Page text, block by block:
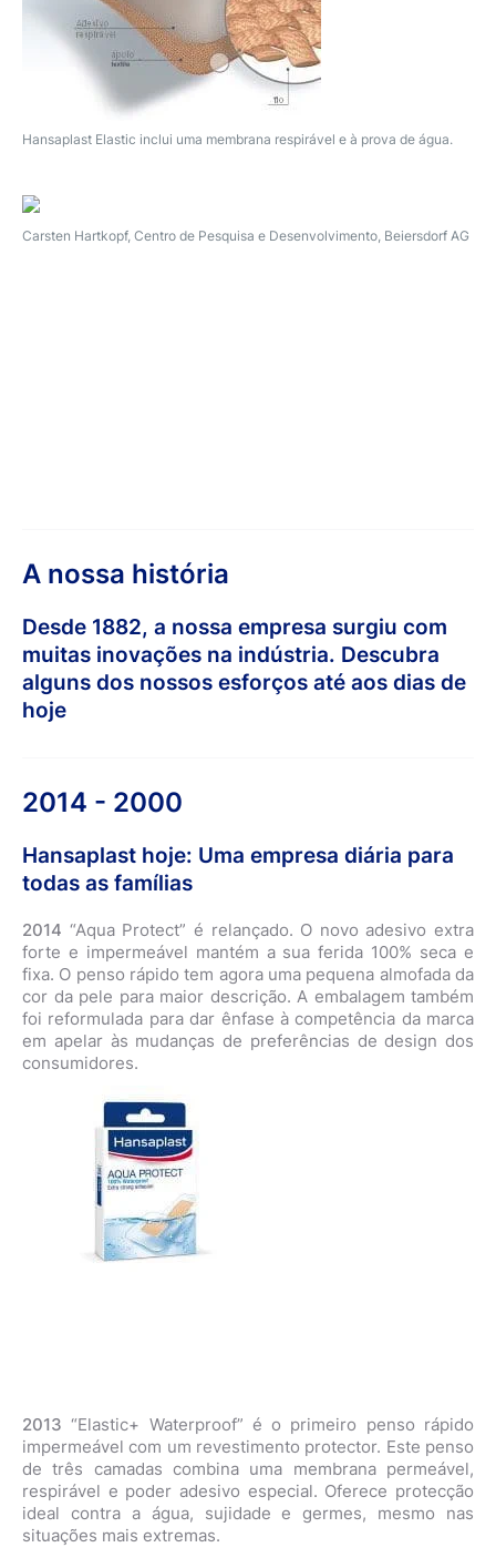
Hansaplast Elastic inclui uma membrana respirável e à prova de água.
Carsten Hartkopf, Centro de Pesquisa e Desenvolvimento, Beiersdorf AG
A nossa história
Desde 1882, a nossa empresa surgiu com
muitas inovações na indústria. Descubra
alguns dos nossos esforços até aos dias de
hoje
2014 - 2000
Hansaplast hoje: Uma empresa diária para
todas as famílias
2014 “Aqua Protect” é relançado. O novo adesivo extra
forte e impermeável mantém a sua ferida 100% seca e
fixa. O penso rápido tem agora uma pequena almofada da
cor da pele para maior descrição. A embalagem também
foi reformulada para dar ênfase à competência da marca
em apelar às mudanças de preferências de design dos
consumidores.
2013 “Elastic+ Waterproof” é o primeiro penso rápido
impermeável com um revestimento protector. Este penso
de três camadas combina uma membrana permeável,
respirável e poder adesivo especial. Oferece protecção
ideal contra a água, sujidade e germes, mesmo nas
situações mais extremas.